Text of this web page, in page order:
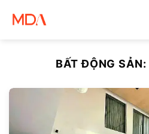
BẤT ĐỘNG SẢN: